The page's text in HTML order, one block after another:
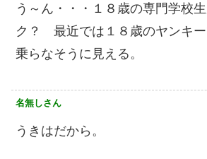
う～ん・・・１８歳の専門学校
ク？ 最近では１８歳のヤンキ
乗らなそうに見える。
名無しさん
うきはだから。